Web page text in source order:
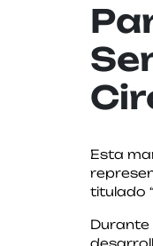
Esta
titulado
Durante